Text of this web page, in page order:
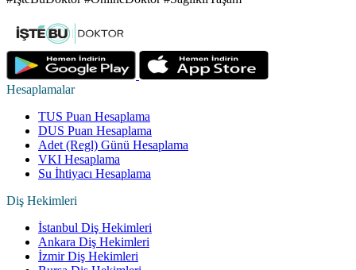
Hesaplamalar
TUS Puan Hesaplama
DUS Puan Hesaplama
Adet (Regl) Günü Hesaplama
VKI Hesaplama
Su İhtiyacı Hesaplama
Diş Hekimleri
İstanbul Diş Hekimleri
Ankara Diş Hekimleri
İzmir Diş Hekimleri